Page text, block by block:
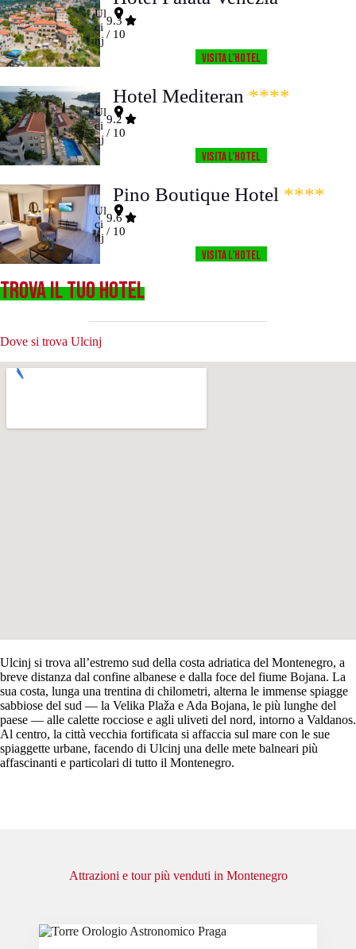
Ul
ci
nj
9.3
/ 10
Visita l’HOTEL
Hotel Mediteran ****
Ul
ci
nj
9.2
/ 10
Visita l’HOTEL
Pino Boutique Hotel ****
Ul
ci
nj
9.6
/ 10
Visita l’HOTEL
TROVA IL TUO HOTEL
Dove si trova Ulcinj
Ulcinj si trova all’estremo sud della costa adriatica del Montenegro, a
breve distanza dal confine albanese e dalla foce del fiume Bojana. La
sua costa, lunga una trentina di chilometri, alterna le immense spiagge
sabbiose del sud — la Velika Plaža e Ada Bojana, le più lunghe del
paese — alle calette rocciose e agli uliveti del nord, intorno a Valdanos.
Al centro, la città vecchia fortificata si affaccia sul mare con le sue
spiaggette urbane, facendo di Ulcinj una delle mete balneari più
affascinanti e particolari di tutto il Montenegro.
Attrazioni e tour più venduti in Montenegro